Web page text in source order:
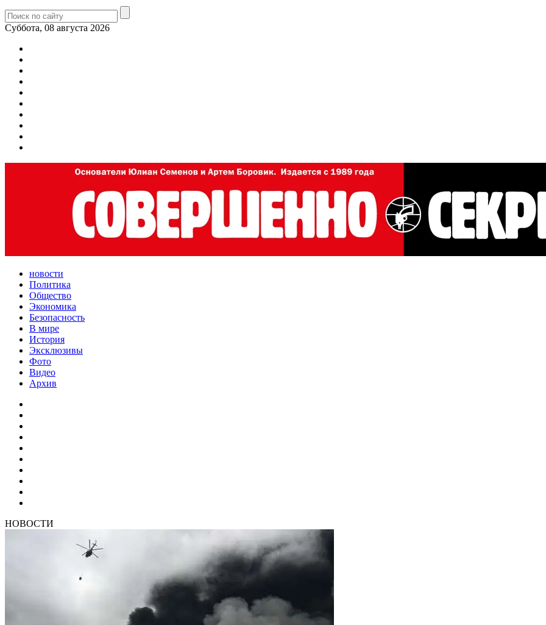
Суббота, 08 августа 2026
новости
Политика
Общество
Экономика
Безопасность
В мире
История
Эксклюзивы
Фото
Видео
Архив
НОВОСТИ